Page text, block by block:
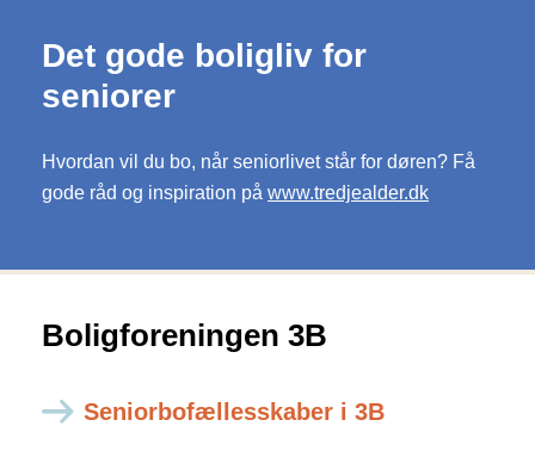
Det gode boligliv for
seniorer
Hvordan vil du bo, når seniorlivet står for døren? Få
gode råd og inspiration på www.tredjealder.dk
Boligforeningen 3B
Seniorbofællesskaber i 3B